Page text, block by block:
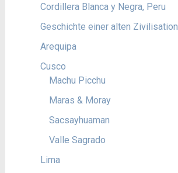
Cordillera Blanca y Negra, Peru
Geschichte einer alten Zivilisation
Arequipa
Cusco
Machu Picchu
Maras & Moray
Sacsayhuaman
Valle Sagrado
Lima